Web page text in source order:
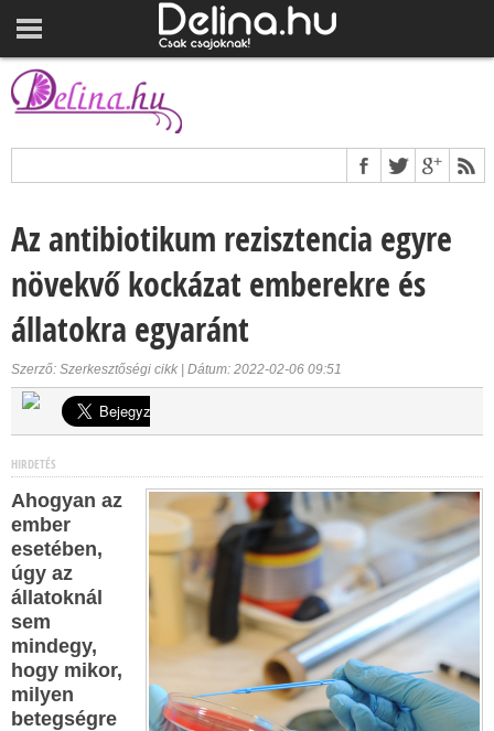
Az antibiotikum rezisztencia egyre
növekvő kockázat emberekre és
állatokra egyaránt
Szerző: Szerkesztőségi cikk | Dátum: 2022-02-06 09:51
HIRDETÉS
Ahogyan az
ember
esetében,
úgy az
állatoknál
sem
mindegy,
hogy mikor,
milyen
betegségre